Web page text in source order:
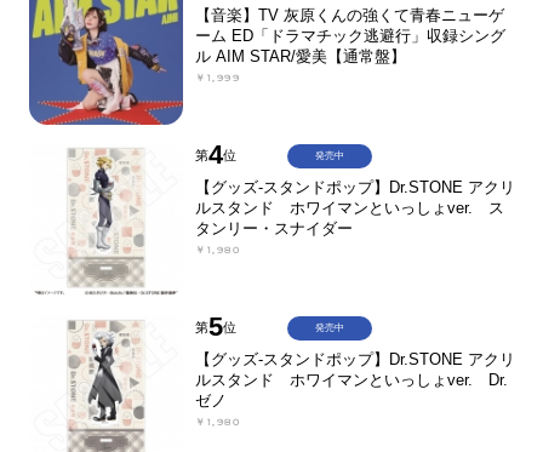
【音楽】TV 灰原くんの強くて青春ニューゲ
ーム ED「ドラマチック逃避行」収録シング
ル AIM STAR/愛美【通常盤】
￥1,999
第4位
【グッズ-スタンドポップ】Dr.STONE アクリ
ルスタンド ホワイマンといっしょver. ス
タンリー・スナイダー
￥1,980
発売中
第5位
【グッズ-スタンドポップ】Dr.STONE アクリ
ルスタンド ホワイマンといっしょver. Dr.
ゼノ
￥1,980
発売中